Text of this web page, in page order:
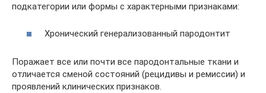
подкатегории или формы с характерными признаками:
Хронический генерализованный пародонтит
Поражает все или почти все пародонтальные ткани и
отличается сменой состояний (рецидивы и ремиссии) и
проявлений клинических признаков.